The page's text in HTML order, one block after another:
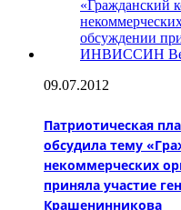
09.07.2012
Патриотическая
обсудила тему
некоммерческих
приняла участие
Крашенинникова